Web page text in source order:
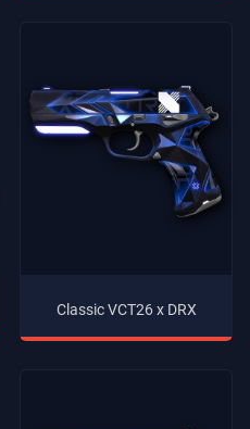
Classic VCT26 x DRX